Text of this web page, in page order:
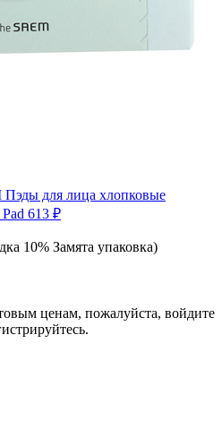
для лица хлопковые
613 ₽
10% Замята упаковка)
ценам, пожалуйста, войдите